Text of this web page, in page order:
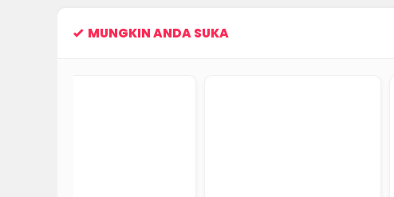
MUNGKIN ANDA SUKA